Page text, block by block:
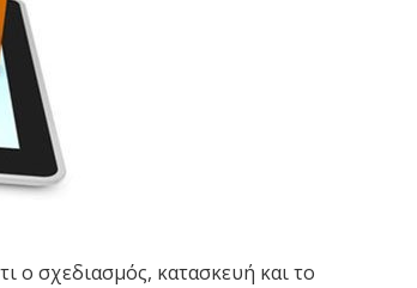
ο σχεδιασμός, κατασκευή και το